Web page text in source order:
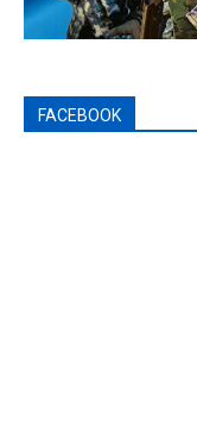
FACEBOOK